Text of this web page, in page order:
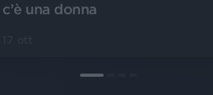
c’è una donna